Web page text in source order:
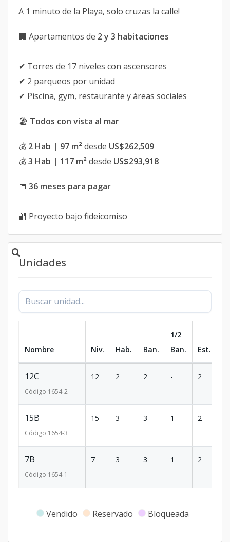
A 1 minuto de la Playa, solo cruzas la calle!
🏢 Apartamentos de 2 y 3 habitaciones
✔ Torres de 17 niveles con ascensores
✔ 2 parqueos por unidad
✔ Piscina, gym, restaurante y áreas sociales
🏖️ Todos con vista al mar
💰 2 Hab | 97 m²desde US$262,509
💰3 Hab | 117 m²desde US$293,918
📅 36 meses para pagar
🔐 Proyecto bajo fideicomiso
Unidades
Nombre Niv. Hab. Ban.
1/2
Ban.
Est.
12C
Código 1654-2
12 2 2 - 2
15B
Código 1654-3
15 3 3 1 2
7B
Código 1654-1
7 3 3 1 2
Vendido Reservado Bloqueada